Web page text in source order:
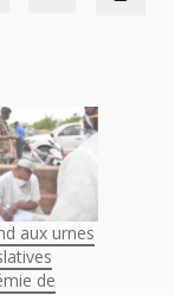
aux urnes
de